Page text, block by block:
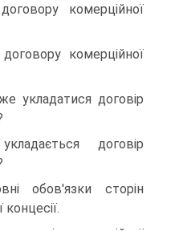
комерційної
комерційної
укладатися договір
договір
обов'язки сторін